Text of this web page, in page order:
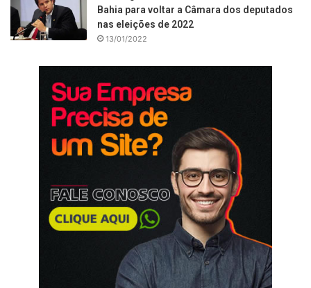
Bahia para voltar a Câmara dos deputados
nas eleições de 2022
13/01/2022